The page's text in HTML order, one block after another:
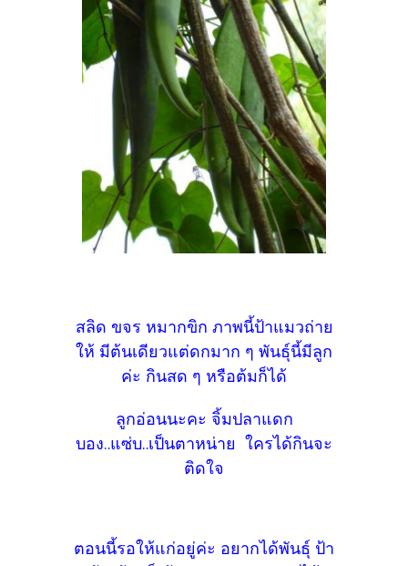
สลิด ขจร หมากขิก ภาพนี้ป้าแมวถ่าย
ให้ มีต้นเดียวแต่ดกมาก ๆ พันธุ์นี้มีลูก
ค่ะ กินสด ๆ หรือต้มก็ได้
ลูกอ่อนนะคะ จิ้มปลาแดก
บอง..แซ่บ..เป็นตาหน่าย ใครได้กินจะ
ติดใจ
ตอนนี้รอให้แก่อยู่ค่ะ อยากได้พันธุ์ ป้า